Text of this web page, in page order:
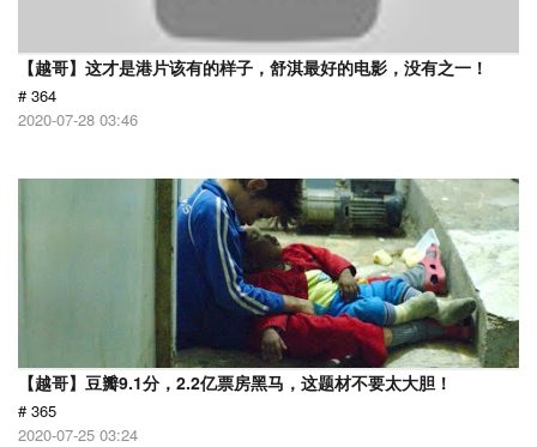
【越哥】这才是港片该有的样子，舒淇最好的电影，没有之一！
# 364
2020-07-28 03:46
【越哥】豆瓣9.1分，2.2亿票房黑马，这题材不要太大胆！
# 365
2020-07-25 03:24